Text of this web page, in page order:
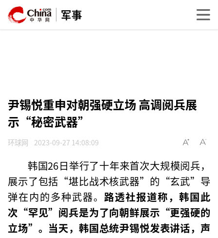
军事
尹锡悦重申对朝强硬立场 高调阅兵展
示“秘密武器”
环球网 2023-09-27 14:08:09
韩国26日举行了十年来首次大规模阅兵，
展示了包括“堪比战术核武器”的“玄武”导
弹在内的多种武器。 路透社报道称，韩国此
次“罕见”阅兵是为了向朝鲜展示“更强硬的
立场”。当天，韩国总统尹锡悦发表讲话，声